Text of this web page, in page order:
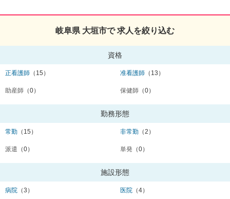
岐阜県 大垣市で 求人を絞り込む
資格
正看護師 （15） 准看護師 （13）
助産師 （0） 保健師 （0）
勤務形態
常勤 （15） 非常勤 （2）
派遣 （0） 単発 （0）
施設形態
病院 （3） 医院 （4）